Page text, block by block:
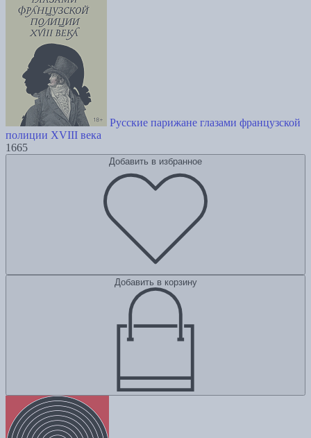
Русские парижане глазами французской
полиции ХVIII века
1665
Добавить в избранное
Добавить в корзину